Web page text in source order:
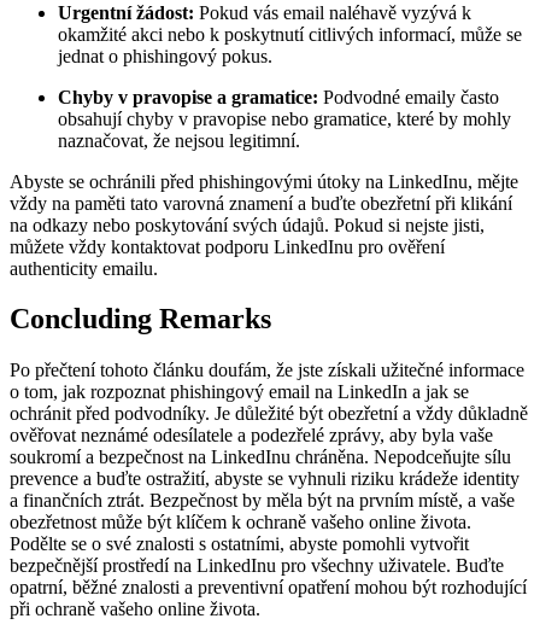
Urgentní žádost: Pokud vás email naléhavě vyzývá k
okamžité akci nebo k poskytnutí citlivých informací, může se
jednat o phishingový pokus.
Chyby v pravopise a gramatice: Podvodné emaily často
obsahují chyby v pravopise nebo gramatice, které by mohly
naznačovat, že nejsou legitimní.
Abyste se ochránili před phishingovými útoky na LinkedInu, mějte
vždy na paměti tato varovná znamení a buďte obezřetní při klikání
na odkazy nebo poskytování svých údajů. Pokud si nejste jisti,
můžete vždy kontaktovat podporu LinkedInu pro ověření
authenticity emailu.
Concluding Remarks
Po přečtení tohoto článku doufám, že jste získali užitečné informace
o tom, jak rozpoznat phishingový email na LinkedIn a jak se
ochránit před podvodníky. Je důležité být obezřetní a vždy důkladně
ověřovat neznámé odesílatele a podezřelé zprávy, aby byla vaše
soukromí a bezpečnost na LinkedInu chráněna. Nepodceňujte sílu
prevence a buďte ostražití, abyste se vyhnuli riziku krádeže identity
a finančních ztrát. Bezpečnost by měla být na prvním místě, a vaše
obezřetnost může být klíčem k ochraně vašeho online života.
Podělte se o své znalosti s ostatními, abyste pomohli vytvořit
bezpečnější prostředí na LinkedInu pro všechny uživatele. Buďte
opatrní, běžné znalosti a preventivní opatření mohou být rozhodující
při ochraně vašeho online života.